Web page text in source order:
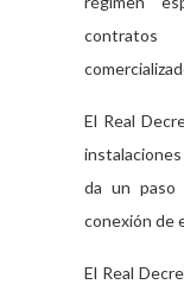
El Real
da un paso
conexión de
El Real